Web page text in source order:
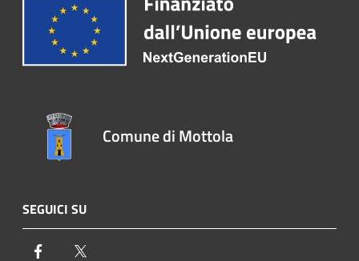
Comune di Mottola
SEGUICI SU
Facebook